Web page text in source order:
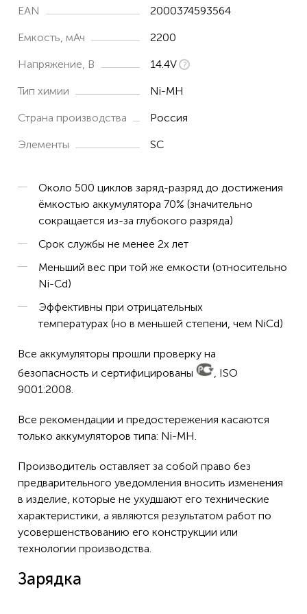
EAN 2000374593564
Емкость, мАч 2200
Напряжение, В 14.4V
Тип химии Ni-MH
Страна производства Россия
Элементы SC
Около 500 циклов заряд-разряд до достижения
ёмкостью аккумулятора 70% (значительно
сокращается из-за глубокого разряда)
Срок службы не менее 2х лет
Меньший вес при той же емкости (относительно
Ni-Cd)
Эффективны при отрицательных
температурах (но в меньшей степени, чем NiCd)
Все аккумуляторы прошли проверку на
безопасность и сертифицированы
, ISO
9001:2008.
Все рекомендации и предостережения касаются
только аккумуляторов типа: Ni-MH.
Производитель оставляет за собой право без
предварительного уведомления вносить изменения
в изделие, которые не ухудшают его технические
характеристики, а являются результатом работ по
усовершенствованию его конструкции или
технологии производства.
Зарядка